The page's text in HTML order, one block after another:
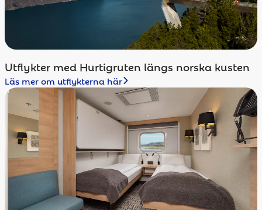
Utflykter med Hurtigruten längs norska kusten
Läs mer om utflykterna här